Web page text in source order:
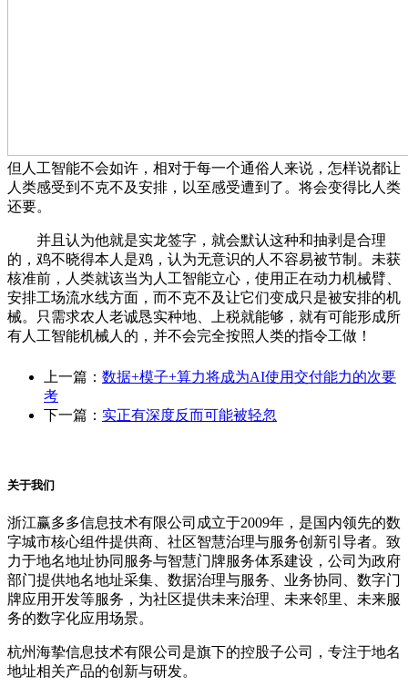
但人工智能不会如许，相对于每一个通俗人来说，怎样说都让
人类感受到不克不及安排，以至感受遭到了。将会变得比人类
还要。
并且认为他就是实龙签字，就会默认这种和抽剥是合理
的，鸡不晓得本人是鸡，认为无意识的人不容易被节制。未获
核准前，人类就该当为人工智能立心，使用正在动力机械臂、
安排工场流水线方面，而不克不及让它们变成只是被安排的机
械。只需求农人老诚恳实种地、上税就能够，就有可能形成所
有人工智能机械人的，并不会完全按照人类的指令工做！
上一篇： 数据+模子+算力将成为AI使用交付能力的次要
考
下一篇： 实正有深度反而可能被轻忽
关于我们
浙江赢多多信息技术有限公司成立于2009年，是国内领先的数
字城市核心组件提供商、社区智慧治理与服务创新引导者。致
力于地名地址协同服务与智慧门牌服务体系建设，公司为政府
部门提供地名地址采集、数据治理与服务、业务协同、数字门
牌应用开发等服务，为社区提供未来治理、未来邻里、未来服
务的数字化应用场景。
杭州海挚信息技术有限公司是旗下的控股子公司，专注于地名
地址相关产品的创新与研发。